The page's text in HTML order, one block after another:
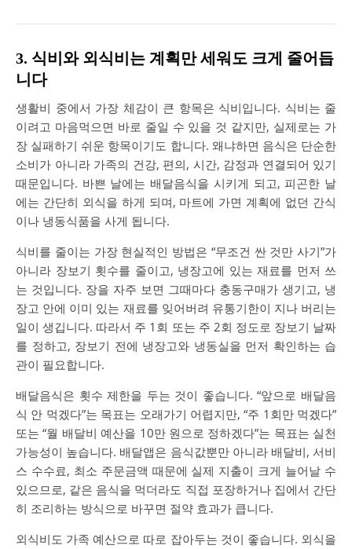
3. 식비와 외식비는 계획만 세워도 크게 줄어듭
니다
생활비 중에서 가장 체감이 큰 항목은 식비입니다. 식비는 줄
이려고 마음먹으면 바로 줄일 수 있을 것 같지만, 실제로는 가
장 실패하기 쉬운 항목이기도 합니다. 왜냐하면 음식은 단순한
소비가 아니라 가족의 건강, 편의, 시간, 감정과 연결되어 있기
때문입니다. 바쁜 날에는 배달음식을 시키게 되고, 피곤한 날
에는 간단히 외식을 하게 되며, 마트에 가면 계획에 없던 간식
이나 냉동식품을 사게 됩니다.
식비를 줄이는 가장 현실적인 방법은 “무조건 싼 것만 사기”가
아니라 장보기 횟수를 줄이고, 냉장고에 있는 재료를 먼저 쓰
는 것입니다. 장을 자주 보면 그때마다 충동구매가 생기고, 냉
장고 안에 이미 있는 재료를 잊어버려 유통기한이 지나 버리는
일이 생깁니다. 따라서 주 1회 또는 주 2회 정도로 장보기 날짜
를 정하고, 장보기 전에 냉장고와 냉동실을 먼저 확인하는 습
관이 필요합니다.
배달음식은 횟수 제한을 두는 것이 좋습니다. “앞으로 배달음
식 안 먹겠다”는 목표는 오래가기 어렵지만, “주 1회만 먹겠다”
또는 “월 배달비 예산을 10만 원으로 정하겠다”는 목표는 실천
가능성이 높습니다. 배달앱은 음식값뿐만 아니라 배달비, 서비
스 수수료, 최소 주문금액 때문에 실제 지출이 크게 늘어날 수
있으므로, 같은 음식을 먹더라도 직접 포장하거나 집에서 간단
히 조리하는 방식으로 바꾸면 절약 효과가 큽니다.
외식비도 가족 예산으로 따로 잡아두는 것이 좋습니다. 외식을